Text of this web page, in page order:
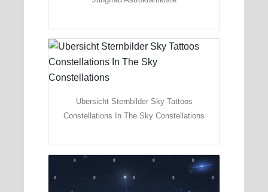
Ubersicht Sternbilder Sky Tattoos
Constellations In The Sky Constellations